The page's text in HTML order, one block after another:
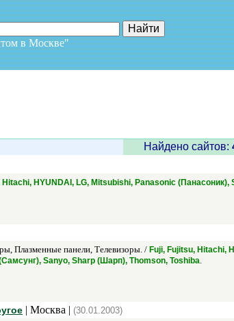
в Москве"
Найдено сайтов:
HYUNDAI, LG, Mitsubishi, Panasonic (Панасоник),
Плазменные панели, Телевизоры. / Fuji, Fujitsu, Hitachi,
Sanyo, Sharp (Шарп), Thomson, Toshiba.
| Москва | (30.01.2003)